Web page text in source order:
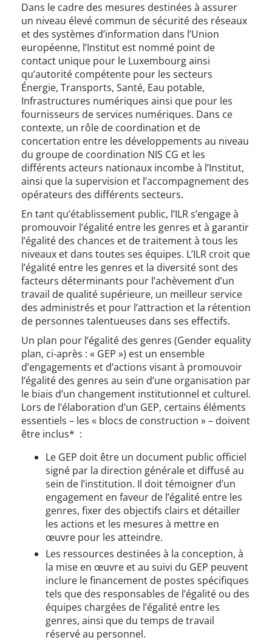
Dans le cadre des mesures destinées à assurer
un niveau élevé commun de sécurité des réseaux
et des systèmes d’information dans l’Union
européenne, l’Institut est nommé point de
contact unique pour le Luxembourg ainsi
qu’autorité compétente pour les secteurs
Énergie, Transports, Santé, Eau potable,
Infrastructures numériques ainsi que pour les
fournisseurs de services numériques. Dans ce
contexte, un rôle de coordination et de
concertation entre les développements au niveau
du groupe de coordination NIS CG et les
différents acteurs nationaux incombe à l’Institut,
ainsi que la supervision et l’accompagnement des
opérateurs des différents secteurs.
En tant qu’établissement public, l’ILR s’engage à
promouvoir l’égalité entre les genres et à garantir
l’égalité des chances et de traitement à tous les
niveaux et dans toutes ses équipes. L’ILR croit que
l’égalité entre les genres et la diversité sont des
facteurs déterminants pour l’achèvement d’un
travail de qualité supérieure, un meilleur service
des administrés et pour l’attraction et la rétention
de personnes talentueuses dans ses effectifs.
Un plan pour l’égalité des genres (Gender equality
plan, ci-après : « GEP ») est un ensemble
d’engagements et d’actions visant à promouvoir
l’égalité des genres au sein d’une organisation par
le biais d’un changement institutionnel et culturel.
Lors de l’élaboration d’un GEP, certains éléments
essentiels – les « blocs de construction » – doivent
être inclus* :
Le GEP doit être un document public officiel
signé par la direction générale et diffusé au
sein de l’institution. Il doit témoigner d’un
engagement en faveur de l’égalité entre les
genres, fixer des objectifs clairs et détailler
les actions et les mesures à mettre en
œuvre pour les atteindre.
Les ressources destinées à la conception, à
la mise en œuvre et au suivi du GEP peuvent
inclure le financement de postes spécifiques
tels que des responsables de l’égalité ou des
équipes chargées de l’égalité entre les
genres, ainsi que du temps de travail
réservé au personnel.